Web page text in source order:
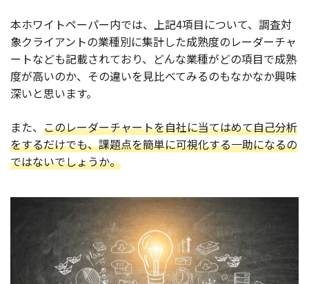
本ホワイトペーパー内では、上記4項目について、調査対
象クライアントの業種別に集計した成熟度のレーダーチャ
ートなども記載されており、どんな業種がどの項目で成熟
度が高いのか、その違いを見比べてみるのもなかなか興味
深いと思います。
また、 このレーダーチャートを自社に当てはめて自己分析
をするだけでも、課題点を簡単に可視化する一助になるの
ではないでしょうか。